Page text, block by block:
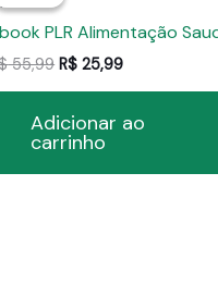
PLR Alimentação
55,99 O
era:
R$ 55,99.
R$ 25,99O
é:
Adicionar ao
carrinho